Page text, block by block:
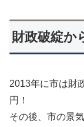
財政破綻か
2013年に市は財
円！
その後、市の景